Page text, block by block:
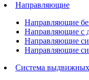
Направляющие
Направляющие
Направляющие с
Направляющие
Направляющие
Система